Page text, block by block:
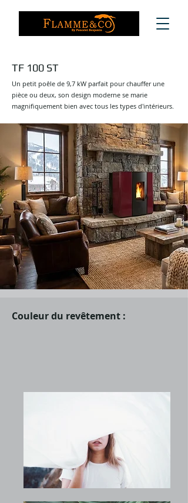
TF 100 ST
Un petit poêle de 9,7 kW parfait pour chauffer une
pièce ou deux, son design moderne se marie
magnifiquement bien avec tous les types d'intérieurs.
Couleur du revêtement :